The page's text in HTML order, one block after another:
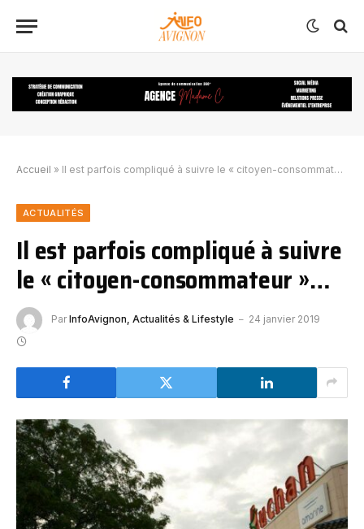
Accueil » Il est parfois compliqué à suivre le « citoyen-consommateur »…
ACTUALITÉS
Il est parfois compliqué à suivre
le « citoyen-consommateur »…
Par InfoAvignon, Actualités & Lifestyle 24 janvier 2019